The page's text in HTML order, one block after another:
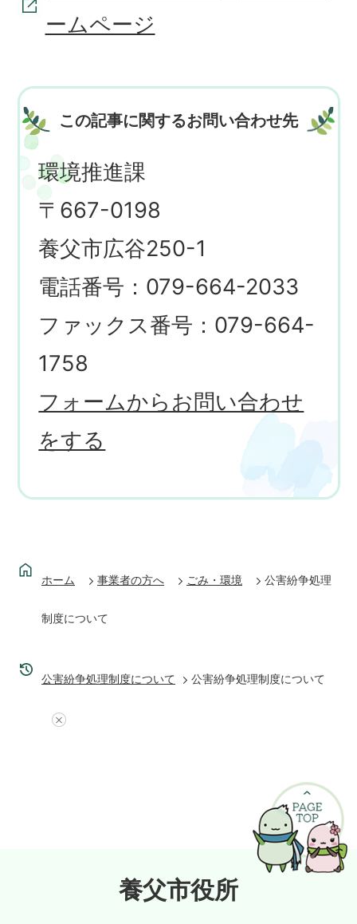
ームページ
この記事に関するお問い合わせ先
環境推進課
〒667-0198
養父市広谷250-1
電話番号：079-664-2033
ファックス番号：079-664-
1758
フォームからお問い合わせ
をする
ホーム 事業者の方へ ごみ・環境 公害紛争処理
制度について
公害紛争処理制度について 公害紛争処理制度について
養父市役所